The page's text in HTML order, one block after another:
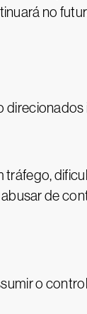
no
direcionados
tráfego,
de
o